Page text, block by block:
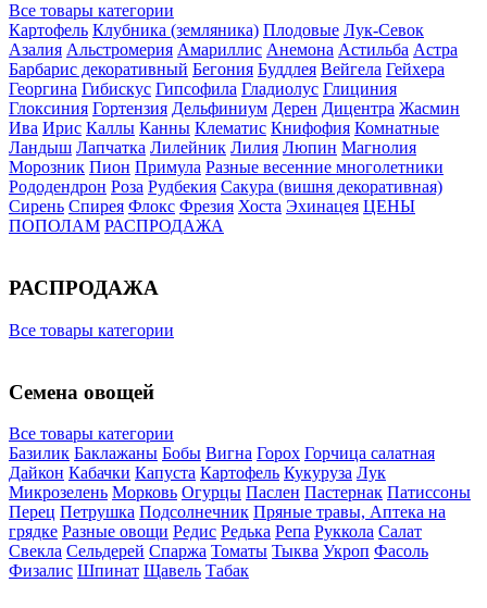
Все товары категории
Картофель Клубника (земляника) Плодовые Лук-Севок
Азалия Альстромерия Амариллис Анемона Астильба Астра
Барбарис декоративный Бегония Буддлея Вейгела Гейхера
Георгина Гибискус Гипсофила Гладиолус Глициния
Глоксиния Гортензия Дельфиниум Дерен Дицентра Жасмин
Ива Ирис Каллы Канны Клематис Книфофия Комнатные
Ландыш Лапчатка Лилейник Лилия Люпин Магнолия
Морозник Пион Примула Разные весенние многолетники
Рододендрон Роза Рудбекия Сакура (вишня декоративная)
Сирень Спирея Флокс Фрезия Хоста Эхинацея ЦЕНЫ
ПОПОЛАМ РАСПРОДАЖА
РАСПРОДАЖА
Все товары категории
Семена овощей
Все товары категории
Базилик Баклажаны Бобы Вигна Горох Горчица салатная
Дайкон Кабачки Капуста Картофель Кукуруза Лук
Микрозелень Морковь Огурцы Паслен Пастернак Патиссоны
Перец Петрушка Подсолнечник Пряные травы, Аптека на
грядке Разные овощи Редис Редька Репа Руккола Салат
Свекла Сельдерей Спаржа Томаты Тыква Укроп Фасоль
Физалис Шпинат Щавель Табак